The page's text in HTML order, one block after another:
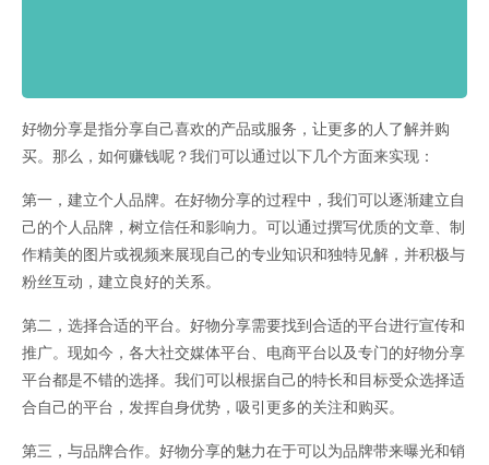
好物分享是指分享自己喜欢的产品或服务，让更多的人了解并购
买。那么，如何赚钱呢？我们可以通过以下几个方面来实现：
第一，建立个人品牌。在好物分享的过程中，我们可以逐渐建立自
己的个人品牌，树立信任和影响力。可以通过撰写优质的文章、制
作精美的图片或视频来展现自己的专业知识和独特见解，并积极与
粉丝互动，建立良好的关系。
第二，选择合适的平台。好物分享需要找到合适的平台进行宣传和
推广。现如今，各大社交媒体平台、电商平台以及专门的好物分享
平台都是不错的选择。我们可以根据自己的特长和目标受众选择适
合自己的平台，发挥自身优势，吸引更多的关注和购买。
第三，与品牌合作。好物分享的魅力在于可以为品牌带来曝光和销